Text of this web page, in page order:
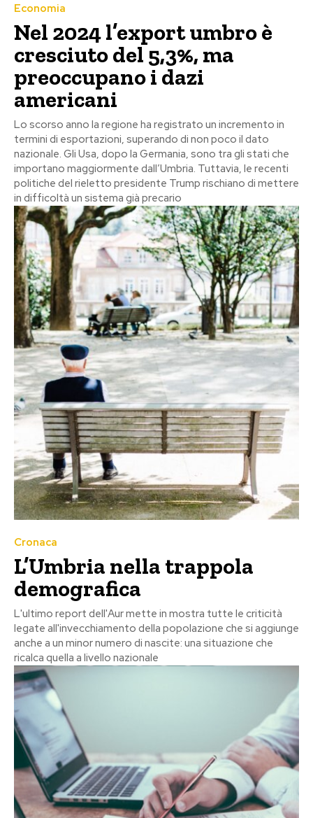
Economia
Nel 2024 l’export umbro è
cresciuto del 5,3%, ma
preoccupano i dazi
americani
Lo scorso anno la regione ha registrato un incremento in
termini di esportazioni, superando di non poco il dato
nazionale. Gli Usa, dopo la Germania, sono tra gli stati che
importano maggiormente dall’Umbria. Tuttavia, le recenti
politiche del rieletto presidente Trump rischiano di mettere
in difficoltà un sistema già precario
Cronaca
L’Umbria nella trappola
demografica
L'ultimo report dell'Aur mette in mostra tutte le criticità
legate all'invecchiamento della popolazione che si aggiunge
anche a un minor numero di nascite: una situazione che
ricalca quella a livello nazionale